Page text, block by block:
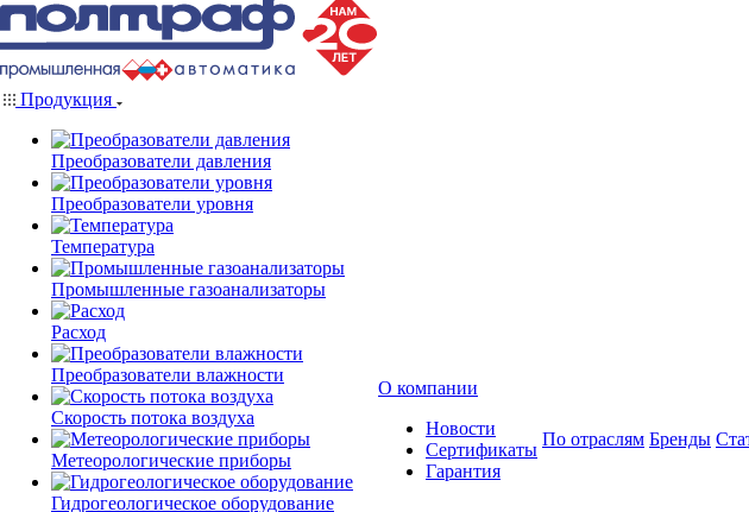
Продукция
Преобразователи давления
Преобразователи уровня
Температура
Промышленные газоанализаторы
Расход
Преобразователи влажности
Скорость потока воздуха
Метеорологические приборы
Гидрогеологическое оборудование
О компании
Новости
Сертификаты
Гарантия
По отраслям Бренды